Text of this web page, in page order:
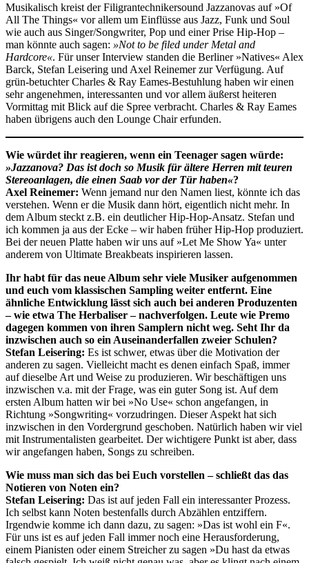
Musikalisch kreist der Filigrantechnikersound Jazzanovas auf »Of
All The Things« vor allem um Einflüsse aus Jazz, Funk und Soul
wie auch aus Singer/Songwriter, Pop und einer Prise Hip-Hop –
man könnte auch sagen: »Not to be filed under Metal and
Hardcore«. Für unser Interview standen die Berliner »Natives« Alex
Barck, Stefan Leisering und Axel Reinemer zur Verfügung. Auf
grün-betuchter Charles & Ray Eames-Bestuhlung haben wir einen
sehr angenehmen, interessanten und vor allem äußerst heiteren
Vormittag mit Blick auf die Spree verbracht. Charles & Ray Eames
haben übrigens auch den Lounge Chair erfunden.
Wie würdet ihr reagieren, wenn ein Teenager sagen würde:
»Jazzanova? Das ist doch so Musik für ältere Herren mit teuren
Stereoanlagen, die einen Saab vor der Tür haben«?
Axel Reinemer: Wenn jemand nur den Namen liest, könnte ich das
verstehen. Wenn er die Musik dann hört, eigentlich nicht mehr. In
dem Album steckt z.B. ein deutlicher Hip-Hop-Ansatz. Stefan und
ich kommen ja aus der Ecke – wir haben früher Hip-Hop produziert.
Bei der neuen Platte haben wir uns auf »Let Me Show Ya« unter
anderem von Ultimate Breakbeats inspirieren lassen.
Ihr habt für das neue Album sehr viele Musiker aufgenommen
und euch vom klassischen Sampling weiter entfernt. Eine
ähnliche Entwicklung lässt sich auch bei anderen Produzenten
– wie etwa The Herbaliser – nachverfolgen. Leute wie Premo
dagegen kommen von ihren Samplern nicht weg. Seht Ihr da
inzwischen auch so ein Auseinanderfallen zweier Schulen?
Stefan Leisering: Es ist schwer, etwas über die Motivation der
anderen zu sagen. Vielleicht macht es denen einfach Spaß, immer
auf dieselbe Art und Weise zu produzieren. Wir beschäftigen uns
inzwischen v.a. mit der Frage, was ein guter Song ist. Auf dem
ersten Album hatten wir bei »No Use« schon angefangen, in
Richtung »Songwriting« vorzudringen. Dieser Aspekt hat sich
inzwischen in den Vordergrund geschoben. Natürlich haben wir viel
mit Instrumentalisten gearbeitet. Der wichtigere Punkt ist aber, dass
wir angefangen haben, Songs zu schreiben.
Wie muss man sich das bei Euch vorstellen – schließt das das
Notieren von Noten ein?
Stefan Leisering: Das ist auf jeden Fall ein interessanter Prozess.
Ich selbst kann Noten bestenfalls durch Abzählen entziffern.
Irgendwie komme ich dann dazu, zu sagen: »Das ist wohl ein F«.
Für uns ist es auf jeden Fall immer noch eine Herausforderung,
einem Pianisten oder einem Streicher zu sagen »Du hast da etwas